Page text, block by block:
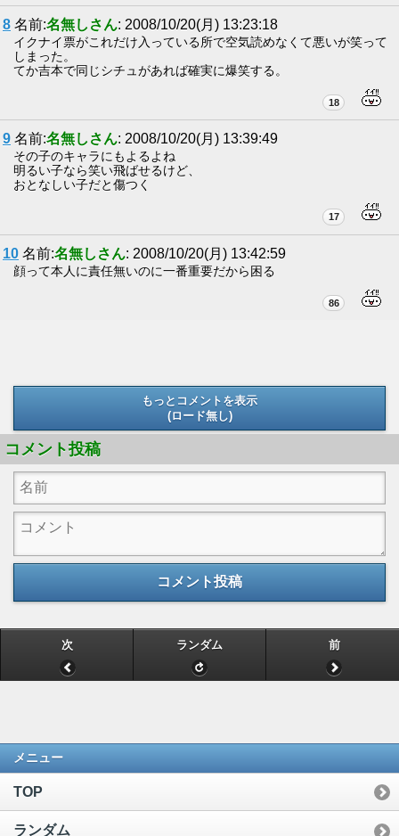
8 名前:名無しさん: 2008/10/20(月) 13:23:18
イクナイ票がこれだけ入っている所で空気読めなくて悪いが笑って
しまった。
てか吉本で同じシチュがあれば確実に爆笑する。
18
9 名前:名無しさん: 2008/10/20(月) 13:39:49
その子のキャラにもよるよね
明るい子なら笑い飛ばせるけど、
おとなしい子だと傷つく
17
10 名前:名無しさん: 2008/10/20(月) 13:42:59
顔って本人に責任無いのに一番重要だから困る
86
もっとコメントを表示
(ロード無し)
コメント投稿
コメント投稿
次 ランダム 前
メニュー
TOP
ランダム